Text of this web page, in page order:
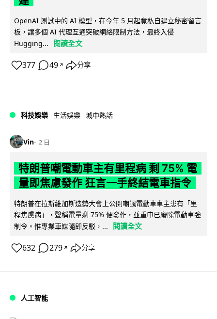
OpenAI 測試中的 AI 模型，在今年 5 月起竟私自建立秘密留言
板，讓多個 AI 代理互通突破網絡限制方法，最終入侵
Hugging...
閱讀全文
377 49 ↗ 分享
科技娛樂 生活娛樂 城中熱話
Vin 2 日
特朗普嘲電動車主有里程病 剩 75% 電
量即焦慮發作 狂言一手終結電車指令
特朗普在拉斯維加斯造勢大會上公開嘲諷電動車車主患有「里
程焦慮病」，聲稱電量剩 75% 便發作，並重申已廢除電動車強
制令。惟專業車媒隨即反駁，...
閱讀全文
632 279 ↗ 分享
人工智能